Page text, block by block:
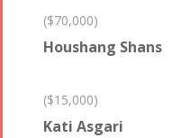
($70,000)
Houshang Shans
($15,000)
Kati Asgari